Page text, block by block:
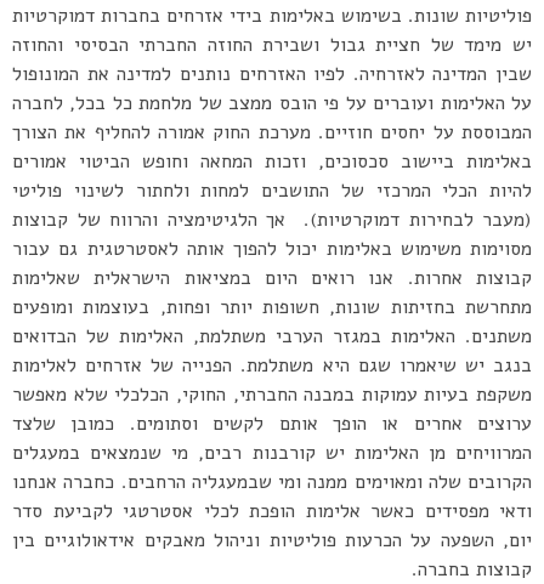
פוליטיות שונות. בשימוש באלימות בידי אזרחים בחברות דמוקרטיות
יש מימד של חציית גבול ושבירת החוזה החברתי הבסיסי והחוזה
שבין המדינה לאזרחיה. לפיו האזרחים נותנים למדינה את המונופול
על האלימות ועוברים על פי הובס ממצב של מלחמת כל בכל, לחברה
המבוססת על יחסים חוזיים. מערכת החוק אמורה להחליף את הצורך
באלימות ביישוב סכסוכים, וזכות המחאה וחופש הביטוי אמורים
להיות הכלי המרכזי של התושבים למחות ולחתור לשינוי פוליטי
(מעבר לבחירות דמוקרטיות). אך הלגיטימציה והרווח של קבוצות
מסוימות משימוש באלימות יכול להפוך אותה לאסטרטגית גם עבור
קבוצות אחרות. אנו רואים היום במציאות הישראלית שאלימות
מתחרשת בחזיתות שונות, חשופות יותר ופחות, בעוצמות ומופעים
משתנים. האלימות במגזר הערבי משתלמת, האלימות של הבדואים
בנגב יש שיאמרו שגם היא משתלמת. הפנייה של אזרחים לאלימות
משקפת בעיות עמוקות במבנה החברתי, החוקי, הכלכלי שלא מאפשר
ערוצים אחרים או הופך אותם לקשים וסתומים. כמובן שלצד
המרוויחים מן האלימות יש קורבנות רבים, מי שנמצאים במעגלים
הקרובים שלה ומאוימים ממנה ומי שבמעגליה הרחבים. כחברה אנחנו
ודאי מפסידים כאשר אלימות הופכת לכלי אסטרטגי לקביעת סדר
יום, השפעה על הכרעות פוליטיות וניהול מאבקים אידאולוגיים בין
קבוצות בחברה.